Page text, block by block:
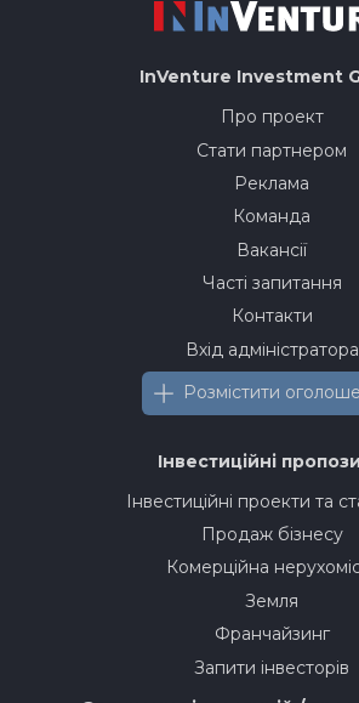
InVenture Investment
Про проект
Стати партнером
Реклама
Команда
Вакансії
Часті запитання
Контакти
Вхід адміністратора
Розмістити
Інвестиційні
Інвестиційні проекти та
Продаж бізнесу
Комерційна
Земля
Франчайзинг
Запити інвесторів